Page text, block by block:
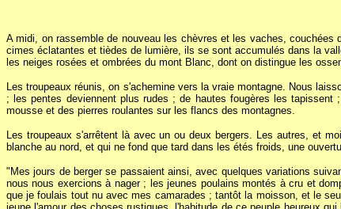
A midi, on rassemble de nouveau les chèvres et les vaches,
cimes éclatantes et tièdes de lumière, ils se sont accumulés dans la
les neiges rosées et ombrées du mont Blanc, dont on distingue les
Les troupeaux réunis, on s'achemine vers la vraie montagne. Nous
; les pentes deviennent plus rudes ; de hautes fougères les
mousse et des pierres roulantes sur les flancs des montagnes.
Les troupeaux s'arrêtent là avec un ou deux bergers. Les autres, et
blanche au nord, et qui ne fond que tard dans les étés froids, une
"Mes jours de berger se passaient ainsi, avec quelques variations
nous nous exercions à nager ; les jeunes poulains montés à cru et
que je foulais tout nu avec mes camarades ; tantôt la moisson, et le